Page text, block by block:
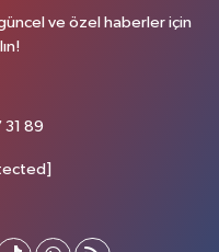
ve özel haberler için
31 89